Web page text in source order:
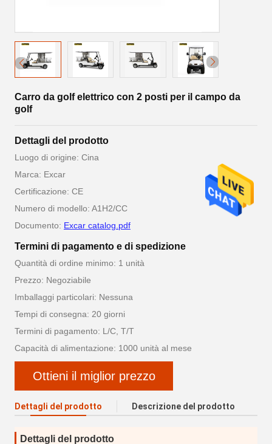
Carro da golf elettrico con 2 posti per il campo da
golf
Dettagli del prodotto
Luogo di origine: Cina
Marca: Excar
Certificazione: CE
Numero di modello: A1H2/CC
Documento: Excar catalog.pdf
Termini di pagamento e di spedizione
Quantità di ordine minimo: 1 unità
Prezzo: Negoziabile
Imballaggi particolari: Nessuna
Tempi di consegna: 20 giorni
Termini di pagamento: L/C, T/T
Capacità di alimentazione: 1000 unità al mese
Ottieni il miglior prezzo
Dettagli del prodotto Descrizione del prodotto
Dettagli del prodotto